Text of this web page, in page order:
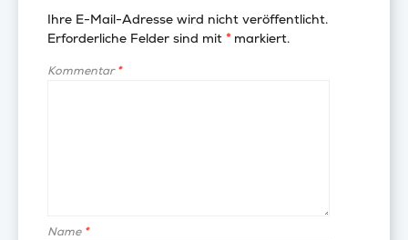
Ihre E-Mail-Adresse wird nicht veröffentlicht.
Erforderliche Felder sind mit *markiert.
Kommentar*
Name *